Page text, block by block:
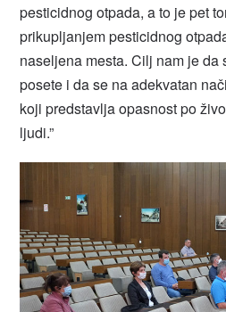
pesticidnog otpada, a to je pet
prikupljanjem pesticidnog
naseljena mesta. Cilj nam je da
posete i da se na adekvatan
koji predstavlja opasnost po
ljudi.”